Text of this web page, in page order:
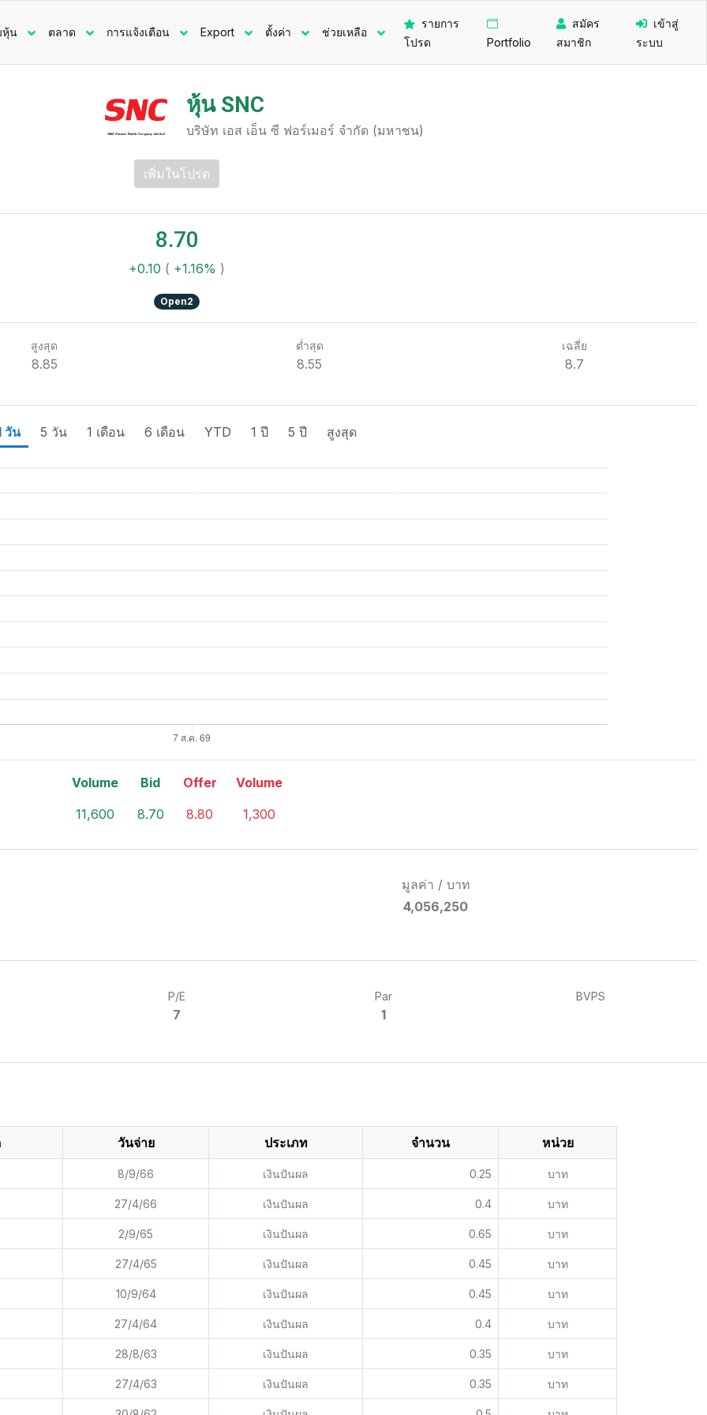
หุ้น ตลาด การแจ้งเตือน Export ตั้งค่า ช่วยเหลือ
รายการ
โปรด
Portfolio
สมัคร
สมาชิก
เข้าสู่
ระบบ
หุ้น SNC
บริษัท เอส เอ็น ซี ฟอร์เมอร์ จำกัด (มหาชน)
เพิ่มในโปรด
8.70
+0.10 ( +1.16% )
Open2
สูงสุด
8.85
ต่ำสุด
8.55
เฉลี่ย
8.7
วัน 5 วัน 1 เดือน 6 เดือน YTD 1 ปี 5 ปี สูงสุด
Volume
11,600
Bid
8.70
Offer
8.80
Volume
1,300
มูลค่า / บาท
4,056,250
P/E
7
Par
1
BVPS
วันจ่าย ประเภท จำนวน หน่วย
8/9/66 เงินปันผล 0.25 บาท
27/4/66 เงินปันผล 0.4 บาท
2/9/65 เงินปันผล 0.65 บาท
27/4/65 เงินปันผล 0.45 บาท
10/9/64 เงินปันผล 0.45 บาท
27/4/64 เงินปันผล 0.4 บาท
28/8/63 เงินปันผล 0.35 บาท
27/4/63 เงินปันผล 0.35 บาท